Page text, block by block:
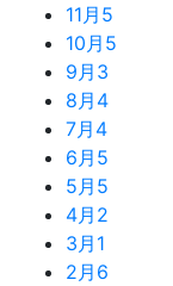
11月 5
10月 5
9月 3
8月 4
7月 4
6月 5
5月 5
4月 2
3月 1
2月 6